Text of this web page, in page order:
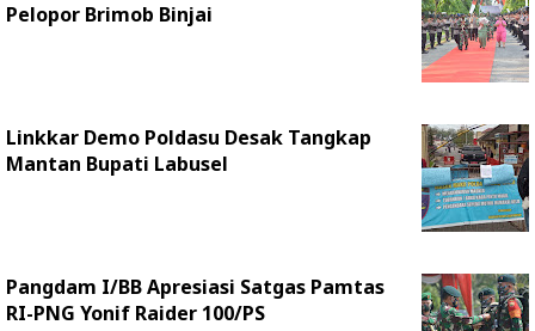
Pelopor Brimob Binjai
Linkkar Demo Poldasu Desak Tangkap
Mantan Bupati Labusel
Pangdam I/BB Apresiasi Satgas Pamtas
RI-PNG Yonif Raider 100/PS